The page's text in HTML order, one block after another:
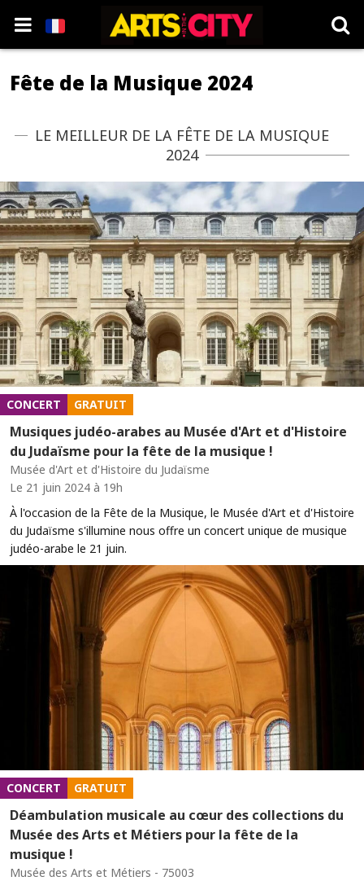
Fête de la Musique 2024
LE MEILLEUR DE LA FÊTE DE LA MUSIQUE
2024
CONCERT GRATUIT
Musiques judéo-arabes au Musée d'Art et d'Histoire
du Judaïsme pour la fête de la musique !
Musée d'Art et d'Histoire du Judaïsme
Le 21 juin 2024 à 19h
À l'occasion de la Fête de la Musique, le Musée d'Art et d'Histoire
du Judaïsme s'illumine nous offre un concert unique de musique
judéo-arabe le 21 juin.
CONCERT GRATUIT
Déambulation musicale au cœur des collections du
Musée des Arts et Métiers pour la fête de la
musique !
Musée des Arts et Métiers - 75003